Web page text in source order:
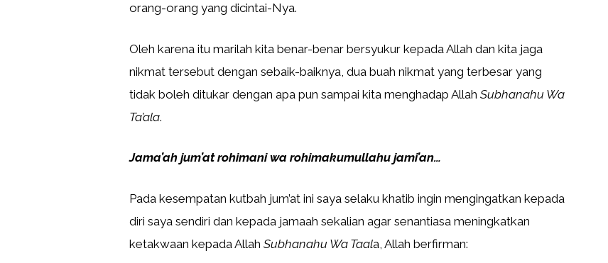
orang-orang yang dicintai-Nya.
Oleh karena itu marilah kita benar-benar bersyukur kepada Allah dan kita jaga
nikmat tersebut dengan sebaik-baiknya, dua buah nikmat yang terbesar yang
tidak boleh ditukar dengan apa pun sampai kita menghadap Allah Subhanahu Wa
Ta’ala.
Jama’ah jum’at rohimani wa rohimakumullahu jami’an…
Pada kesempatan kutbah jum’at ini saya selaku khatib ingin mengingatkan kepada
diri saya sendiri dan kepada jamaah sekalian agar senantiasa meningkatkan
ketakwaan kepada Allah Subhanahu Wa Taala, Allah berfirman: